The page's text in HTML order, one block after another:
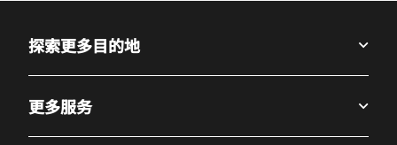
探索更多目的地
更多服务